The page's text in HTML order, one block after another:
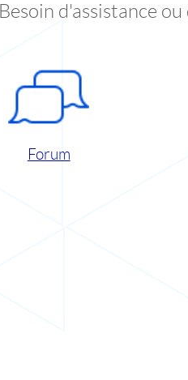
Besoin d'assistance
Forum